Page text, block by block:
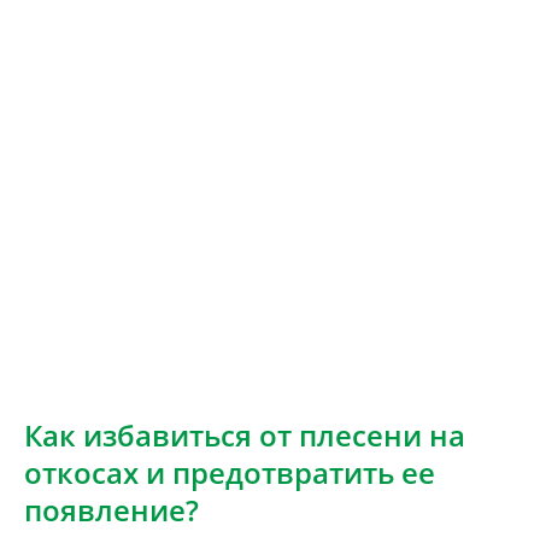
Как избавиться от плесени на
откосах и предотвратить ее
появление?